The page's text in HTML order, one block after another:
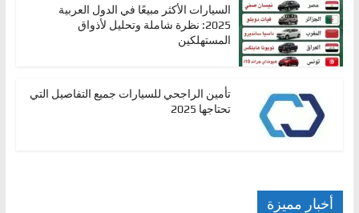
السيارات الأكثر مبيعًا في الدول العربية
2025: نظرة شاملة وتحليل لأذواق
المستهلكين
تأمين الراجحي للسيارات جميع التفاصيل التي
تحتاجها 2025
أخبار مميزة